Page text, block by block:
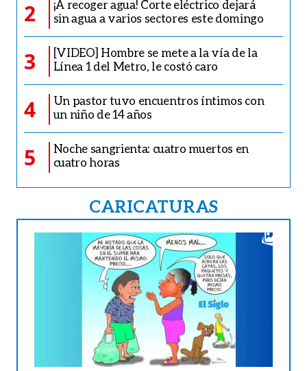
2
¡A recoger agua! Corte eléctrico dejará
sin agua a varios sectores este domingo
3
[VIDEO] Hombre se mete a la vía de la
Línea 1 del Metro, le costó caro
4
Un pastor tuvo encuentros íntimos con
un niño de 14 años
5
Noche sangrienta: cuatro muertos en
cuatro horas
CARICATURAS